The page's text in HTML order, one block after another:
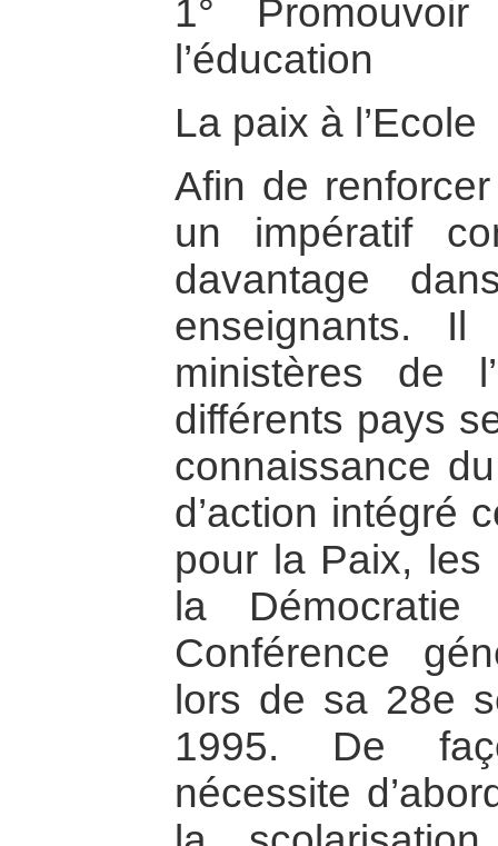
1°
l’éducation
La paix à l’Ecole
Afin de
un impératif
davantage
enseignants.
ministères de
différents pays
connaissance
d’action intégré
pour la Paix, les
la
Conférence
lors de sa 28e
1995. De
nécessite